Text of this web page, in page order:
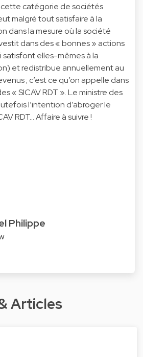
catégorie de sociétés
malgré tout satisfaire à la
dans la mesure où la société
dans des « bonnes » actions
satisfont elles-mêmes à la
et redistribue annuellement au
; c’est ce qu’on appelle dans
« SICAV RDT ». Le ministre des
l’intention d’abroger le
RDT… Affaire à suivre !
Philippe
Articles